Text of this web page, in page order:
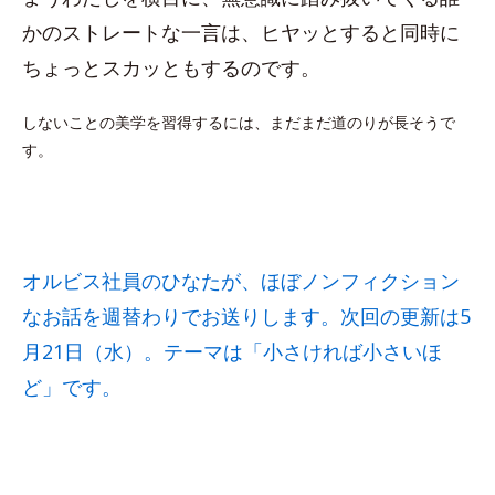
かのストレートな一言は、ヒヤッとすると同時に
ちょっとスカッともするのです。
しないことの美学を習得するには、まだまだ道のりが長そうで
す。
オルビス社員のひなたが、ほぼノンフィクション
なお話を週替わりでお送りします。次回の更新は5
月21日（水）。テーマは「小さければ小さいほ
ど」です。